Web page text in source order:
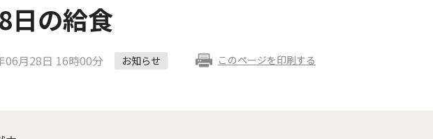
日の給食
06月28日 16時00分 お知らせ このページを印刷する